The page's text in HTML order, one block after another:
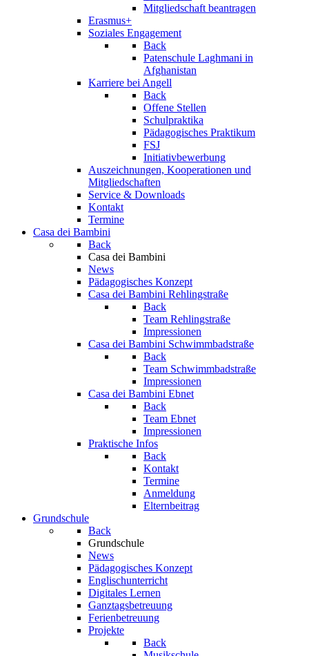
Mitgliedschaft beantragen
Erasmus+
Soziales Engagement
Back
Patenschule Laghmani in
Afghanistan
Karriere bei Angell
Back
Offene Stellen
Schulpraktika
Pädagogisches Praktikum
FSJ
Initiativbewerbung
Auszeichnungen, Kooperationen und
Mitgliedschaften
Service & Downloads
Kontakt
Termine
Casa dei Bambini
Back
Casa dei Bambini
News
Pädagogisches Konzept
Casa dei Bambini Rehlingstraße
Back
Team Rehlingstraße
Impressionen
Casa dei Bambini Schwimmbadstraße
Back
Team Schwimmbadstraße
Impressionen
Casa dei Bambini Ebnet
Back
Team Ebnet
Impressionen
Praktische Infos
Back
Kontakt
Termine
Anmeldung
Elternbeitrag
Grundschule
Back
Grundschule
News
Pädagogisches Konzept
Englischunterricht
Digitales Lernen
Ganztagsbetreuung
Ferienbetreuung
Projekte
Back